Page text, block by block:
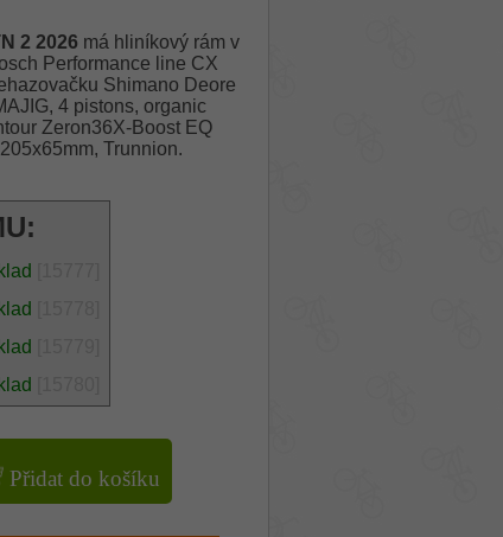
2 2026 má hliníkový rám v
Performance line CX
Shimano Deore
4 pistons, organic
Zeron36X-Boost EQ
Trunnion.
Přidat do košíku